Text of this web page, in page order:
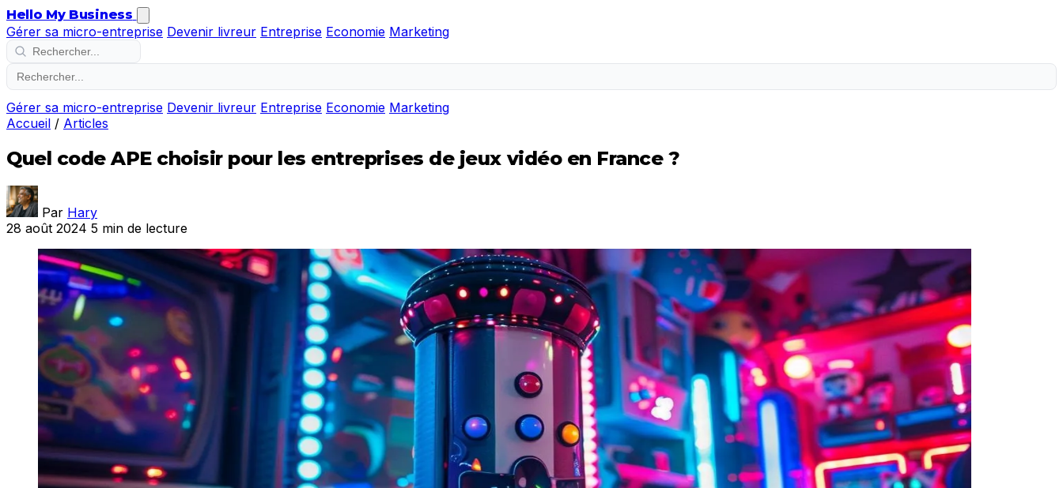
Hello My Business
Gérer sa micro-entreprise Devenir livreur Entreprise Economie Marketing
Gérer sa micro-entreprise Devenir livreur Entreprise Economie Marketing
Accueil / Articles
Quel code APE choisir pour les entreprises de jeux vidéo en France ?
Par Hary
28 août 2024 5 min de lecture